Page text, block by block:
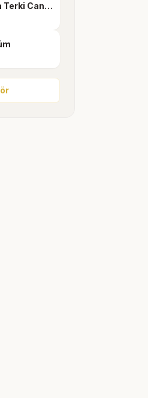
Kim ki Dost Yolunda Terki Can İder